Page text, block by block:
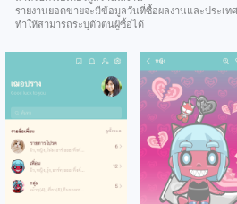
รายงานยอดขายจะมีข้อมูลวันที่ซื้อผลงานและประเ
ทำให้สามารถระบุตัวตนผู้ซื้อได้